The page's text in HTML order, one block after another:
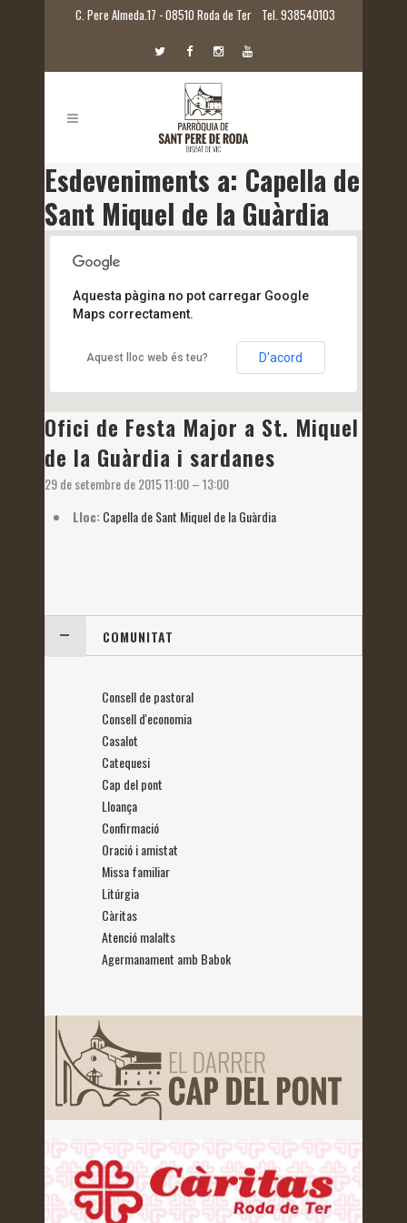
C. Pere Almeda.17 - 08510 Roda de Ter Tel. 938540103
Esdeveniments a: Capella de
Sant Miquel de la Guàrdia
Aquesta pàgina no pot carregar Google
Maps correctament.
Aquest lloc web és teu? D'acord
Ofici de Festa Major a St. Miquel
de la Guàrdia i sardanes
29 de setembre de 2015 11:00–13:00
Lloc:Capella de Sant Miquel de la Guàrdia
COMUNITAT
Consell de pastoral
Consell d'economia
Casalot
Catequesi
Cap del pont
Lloança
Confirmació
Oració i amistat
Missa familiar
Litúrgia
Càritas
Atenció malalts
Agermanament amb Babok